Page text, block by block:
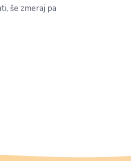
še zmeraj pa